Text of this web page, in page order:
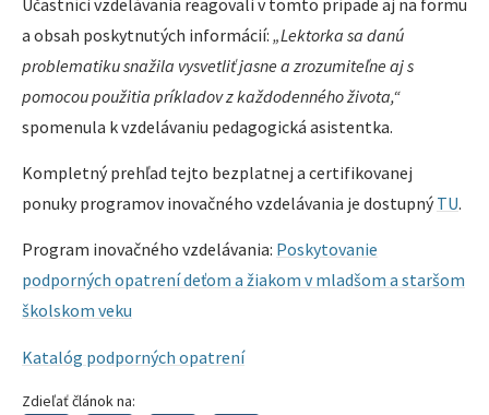
a obsah poskytnutých informácií: „Lektorka sa danú
problematiku snažila vysvetliť jasne a zrozumiteľne aj s
pomocou použitia príkladov z každodenného života,“
spomenula k vzdelávaniu pedagogická asistentka.
Kompletný prehľad tejto bezplatnej a certifikovanej
ponuky programov inovačného vzdelávania je dostupný TU.
Program inovačného vzdelávania: Poskytovanie
podporných opatrení deťom a žiakom v mladšom a staršom
školskom veku
Katalóg podporných opatrení
Zdieľať článok na: